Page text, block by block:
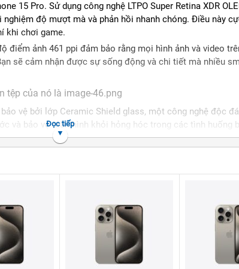
15 Pro. Sử dụng công nghệ LTPO Super Retina XDR
độ mượt mà và phản hồi nhanh chóng. Điều này
khi chơi game.
điểm ảnh 461 ppi đảm bảo rằng mọi hình ảnh và video
sẽ cảm nhận được sự sống động và chi tiết mà nhiều
vệ bởi lớp Ceramic Shield glass, một công nghệ độc
và bảo vệ màn hình khỏi hỏng hóc trong các tình huống
A17 Pro sản xuất trên tiến trình 3nm, là một trong những
kiệm năng lượng. Với CPU hexa-core và GPU 6-core,
đến 20% so với thế hệ trước, giúp tối ưu hóa hiệu suất đồ
mà hơn bao giờ hết. Bất kể bạn là người yêu thích game,
năng iPhone 15 Pro đều có thể đáp ứng tốt mọi nhu cầu.
Đọc tiếp